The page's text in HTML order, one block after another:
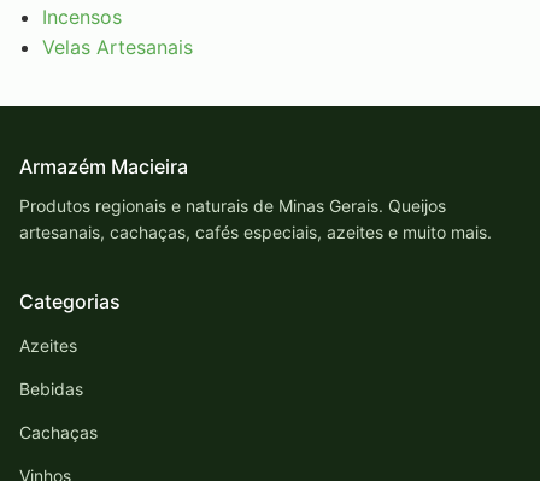
Incensos
Velas Artesanais
Armazém Macieira
Produtos regionais e naturais de Minas Gerais. Queijos
artesanais, cachaças, cafés especiais, azeites e muito mais.
Categorias
Azeites
Bebidas
Cachaças
Vinhos